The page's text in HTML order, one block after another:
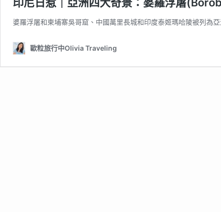
婆羅浮屠和柬埔寨吳哥窟、中國萬里長城和印度泰姬瑪哈陵被列
歐粒旅行中Olivia Traveling